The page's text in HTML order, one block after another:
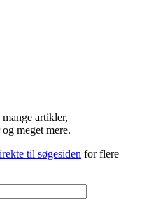
artikler,
meget mere.
til søgesiden for flere